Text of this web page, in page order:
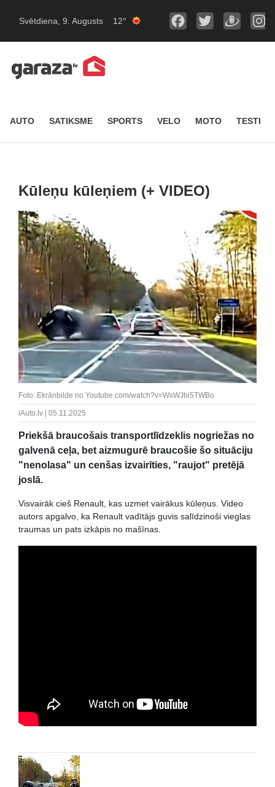
Svētdiena, 9. Augusts 12°
AUTO SATIKSME SPORTS VELO MOTO TESTI
Kūleņu kūleņiem (+ VIDEO)
Foto: Ekrānbilde no Youtube.com/watch?v=WxWJbi5TWBo
iAuto.lv | 05.11.2025
Priekšā braucošais transportlīdzeklis nogriežas no
galvenā ceļa, bet aizmugurē braucošie šo situāciju
"nenolasa" un cenšas izvairīties, "raujot" pretējā
joslā.
Visvairāk cieš Renault, kas uzmet vairākus kūleņus. Video
autors apgalvo, ka Renault vadītājs guvis salīdzinoši vieglas
traumas un pats izkāpis no mašīnas.